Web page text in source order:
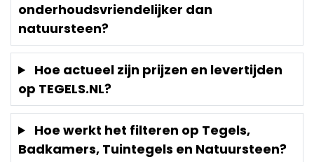
onderhoudsvriendelijker dan
natuursteen?
Hoe actueel zijn prijzen en levertijden
op TEGELS.NL?
Hoe werkt het filteren op Tegels,
Badkamers, Tuintegels en Natuursteen?